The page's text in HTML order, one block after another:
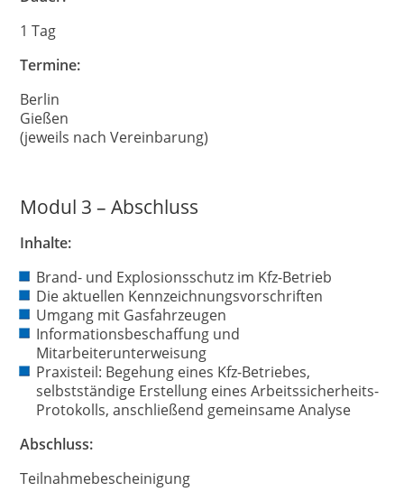
1 Tag
Termine:
Berlin
Gießen
(jeweils nach Vereinbarung)
Modul 3 – Abschluss
Inhalte:
Brand- und Explosionsschutz im Kfz-Betrieb
Die aktuellen Kennzeichnungsvorschriften
Umgang mit Gasfahrzeugen
Informationsbeschaffung und
Mitarbeiterunterweisung
Praxisteil: Begehung eines Kfz-Betriebes,
selbstständige Erstellung eines Arbeitssicherheits-
Protokolls, anschließend gemeinsame Analyse
Abschluss:
Teilnahmebescheinigung